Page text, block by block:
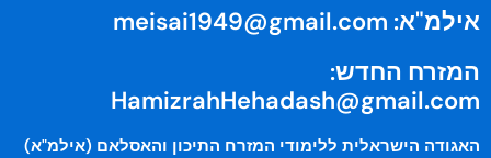
אילמ"א: meisai1949@gmail.com
המזרח החדש:
HamizrahHehadash@gmail.com
האגודה הישראלית ללימודי המזרח התיכון והאסלאם (אילמ"א)